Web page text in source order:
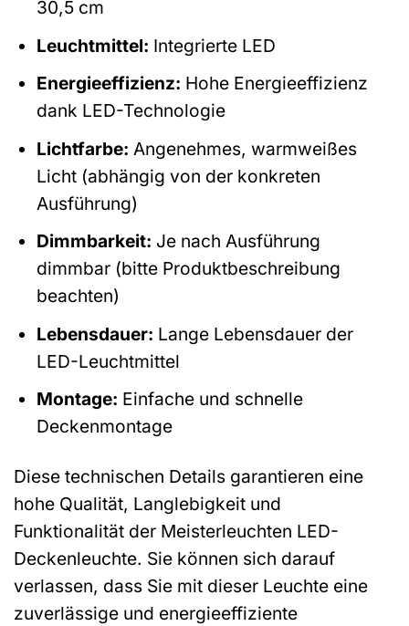
30,5 cm
Leuchtmittel: Integrierte LED
Energieeffizienz: Hohe Energieeffizienz
dank LED-Technologie
Lichtfarbe: Angenehmes, warmweißes
Licht (abhängig von der konkreten
Ausführung)
Dimmbarkeit: Je nach Ausführung
dimmbar (bitte Produktbeschreibung
beachten)
Lebensdauer: Lange Lebensdauer der
LED-Leuchtmittel
Montage: Einfache und schnelle
Deckenmontage
Diese technischen Details garantieren eine
hohe Qualität, Langlebigkeit und
Funktionalität der Meisterleuchten LED-
Deckenleuchte. Sie können sich darauf
verlassen, dass Sie mit dieser Leuchte eine
zuverlässige und energieeffiziente